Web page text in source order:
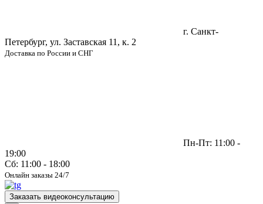
г. Санкт-
Петербург, ул. Заставская 11, к. 2
Доставка по России и СНГ
Пн-Пт: 11:00 -
19:00
Сб: 11:00 - 18:00
Онлайн заказы 24/7
Заказать видеоконсультацию